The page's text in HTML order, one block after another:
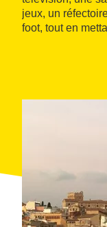
jeux, un
foot, tout en